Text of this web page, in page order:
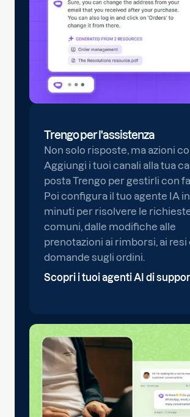
Trengo per l'assistenza
Non solo risposte, ma azioni
Aggiungi i tuoi canali alla tua
posta Trengo per gestirli con
Poi configura il tuo agente IA
minuti per risolvere le
comuni, dalle modifiche alle
prenotazioni ai rimborsi, ai resi
domande sugli ordini.
Scopri i tuoi agenti AI di